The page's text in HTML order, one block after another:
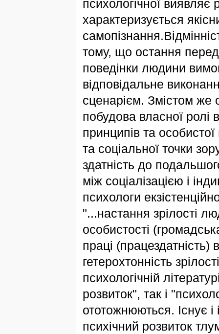
психологічної виявляє
характеризується
тому, що остання
поведінки людини
відповідальне
сценарієм. Змістом же
побудова власної ролі
принципів та особистої
та соціальної точки
здатність до
між соціалізацією і
психологи
"...настання зрілості
особистості
праці (працездатність)
гетерохтонність
психологічній
розвиток", так і
ототожнюються. Існує
психічний розвиток